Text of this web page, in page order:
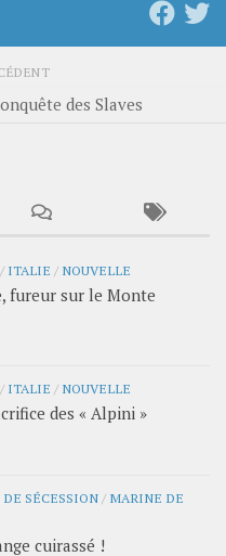
des Slaves
/ ITALIE / NOUVELLE
fureur sur le Monte
/ ITALIE / NOUVELLE
des « Alpini »
DE SÉCESSION / MARINE DE
cuirassé !